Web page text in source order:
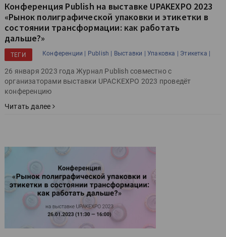
Конференция Publish на выставке UPAKEXPO 2023
«Рынок полиграфической упаковки и этикетки в
состоянии трансформации: как работать
дальше?»
ТЕГИ Конференции | Publish | Выставки | Упаковка | Этикетка |
26 января 2023 года Журнал Publish совместно c
организаторами выставки UPACKEXPO 2023 проведёт
конференцию
Читать далее